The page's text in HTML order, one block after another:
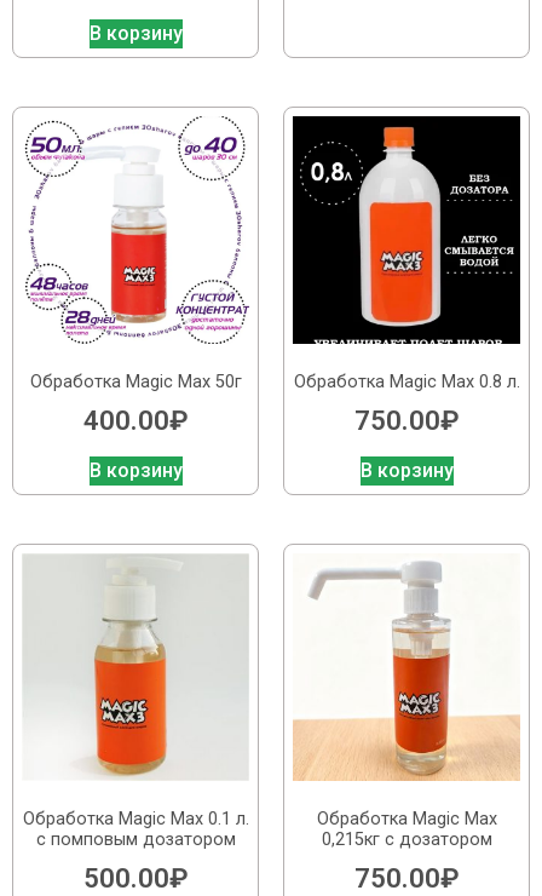
В корзину
Обработка Magic Max 50г
400.00₽
В корзину
Обработка Magic Max 0.8 л.
750.00₽
В корзину
Обработка Magic Max 0.1 л.
с помповым дозатором
500.00₽
Обработка Magic Max
0,215кг с дозатором
750.00₽